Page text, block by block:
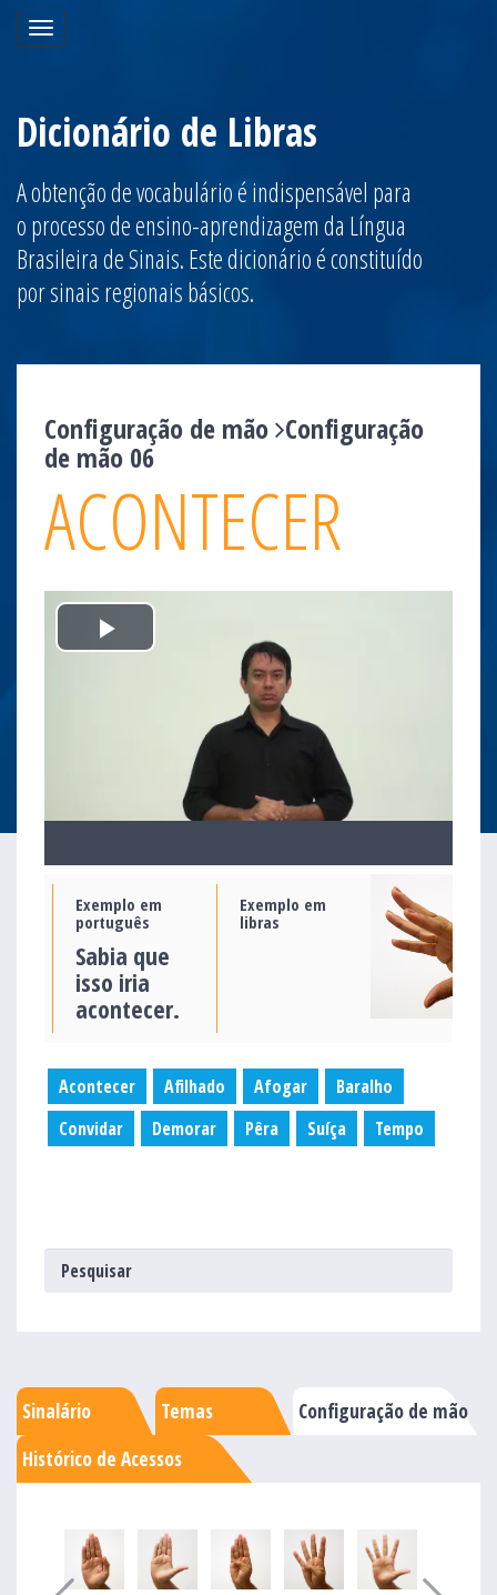
Toggle
navigation
Dicionário de Libras
A obtenção de vocabulário é indispensável para
o processo de ensino-aprendizagem da Língua
Brasileira de Sinais. Este dicionário é constituído
por sinais regionais básicos.
Configuração de mão Configuração
de mão 06
ACONTECER
Play
Exemplo em
português
Sabia que
isso iria
acontecer.
Exemplo em
libras
Acontecer Afilhado Afogar
Baralho
Convidar
Demorar Pêra Suíça Tempo
Sinalário Temas
Configuração de mão
Histórico de Acessos